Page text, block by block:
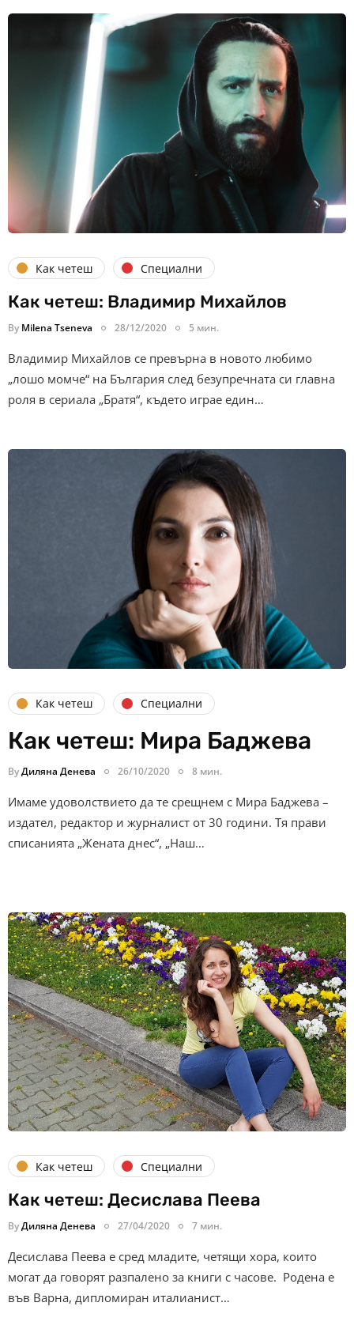
Как четеш Специални
Как четеш: Владимир Михайлов
By Milena Tseneva 28/12/2020 5 мин.
Владимир Михайлов се превърна в новото любимо
„лошо момче“ на България след безупречната си главна
роля в сериала „Братя“, където играе един…
Как четеш Специални
Как четеш: Мира Баджева
ByДиляна Денева 26/10/2020 8 мин.
Имаме удоволствието да те срещнем с Мира Баджева –
издател, редактор и журналист от 30 години. Тя прави
списанията „Жената днес“, „Наш…
Как четеш Специални
Как четеш: Десислава Пеева
ByДиляна Денева 27/04/2020 7 мин.
Десислава Пеева е сред младите, четящи хора, които
могат да говорят разпалено за книги с часове. Родена е
във Варна, дипломиран италианист…